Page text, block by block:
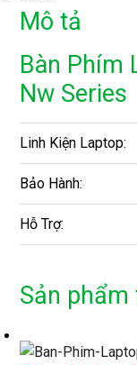
Mô tả
Bàn Phím
Nw Series
Linh Kiện Laptop:
Bảo Hành:
Hỗ Trợ:
Sản